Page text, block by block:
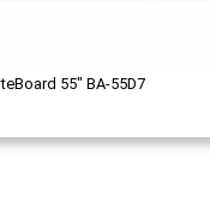
55" BA-55D7